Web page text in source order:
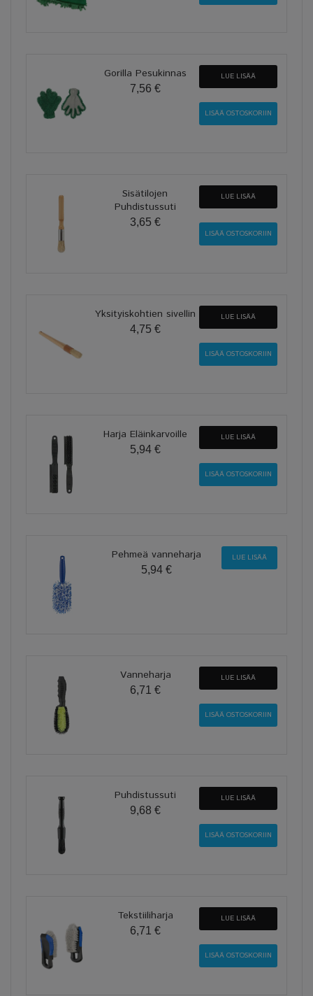
Gorilla Pesukinnas
7,56 €
LUE LISÄÄ
Sisätilojen
Puhdistussuti
3,65 €
LUE LISÄÄ
Yksityiskohtien sivellin
4,75 €
LUE LISÄÄ
Harja Eläinkarvoille
5,94 €
LUE LISÄÄ
Pehmeä vanneharja
5,94 €
LUE LISÄÄ
Vanneharja
6,71 €
LUE LISÄÄ
Puhdistussuti
9,68 €
LUE LISÄÄ
Tekstiiliharja
6,71 €
LUE LISÄÄ